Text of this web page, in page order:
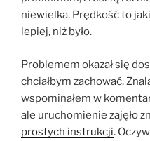
niewielka. Prędkość to
lepiej, niż było.
Problemem okazał się
chciałbym zachować.
wspominałem w
ale uruchomienie zajęło
prostych instrukcji.